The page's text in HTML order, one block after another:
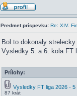
Predmet príspevku: Re: XIV.
Bol to dokonaly
Vysledky 5. a 6. kola FT
Prílohy:
Vysledky FT liga 2026 -
87 krát